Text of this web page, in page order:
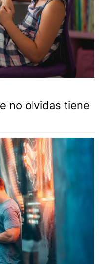
no olvidas tiene